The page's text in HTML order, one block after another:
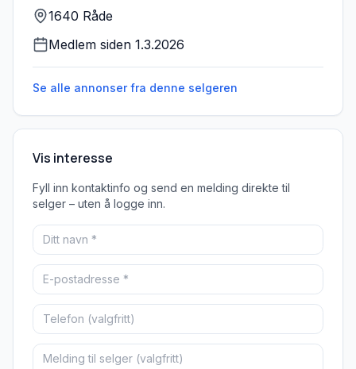
1640 Råde
Medlem siden 1.3.2026
Se alle annonser fra denne selgeren
Vis interesse
Fyll inn kontaktinfo og send en melding direkte til
selger – uten å logge inn.